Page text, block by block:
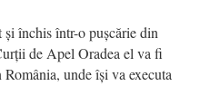
închis într-o pușcărie din
de Apel Oradea el va fi
unde își va executa